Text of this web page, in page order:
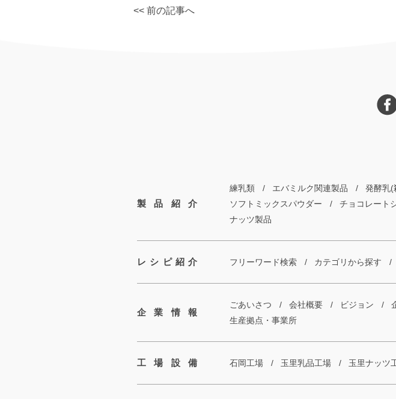
<< 前の記事へ
製品紹介
練乳類 エバミルク関連製品 発酵乳(
ソフトミックスパウダー
チョコレート
ナッツ製品
レシピ紹介 フリーワード検索 カテゴリから探す
企業情報
ごあいさつ 会社概要 ビジョン
生産拠点・事業所
工場設備 石岡工場 玉里乳品工場 玉里ナッツ